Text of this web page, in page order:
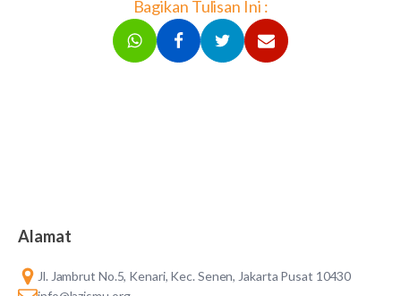
Bagikan Tulisan Ini :
Alamat
Jl. Jambrut No.5, Kenari, Kec. Senen, Jakarta Pusat 10430